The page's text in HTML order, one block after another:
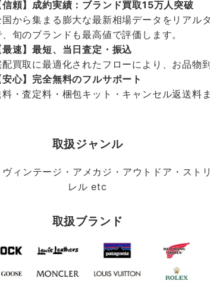
信頼】成約実績：ブランド買取15万人突破
国から集まる膨大な最新相場データをリアル
、旬のブランドも最高値で評価します。
最速】最短、当日査定・振込
配買取に最適化されたフローにより、お品物
安心】完全無料のフルサポート
料・査定料・梱包キット・キャンセル返送料
取扱ジャンル
ィンテージ・アメカジ・アウトドア・スト
レル etc
取扱ブランド